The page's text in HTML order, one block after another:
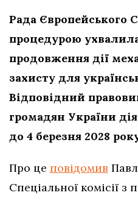
Рада Європейського
процедурою
продовження дії
захисту для
Відповідний
громадян України
до 4 березня 2028
Про це повідомив
Спеціальної комісії з